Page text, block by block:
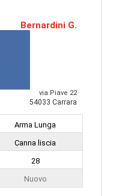
Bernardini G.
via Piave 22
54033 Carrara
Arma Lunga
Canna liscia
28
Nuovo